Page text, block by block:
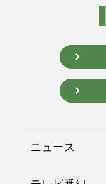
ニュース